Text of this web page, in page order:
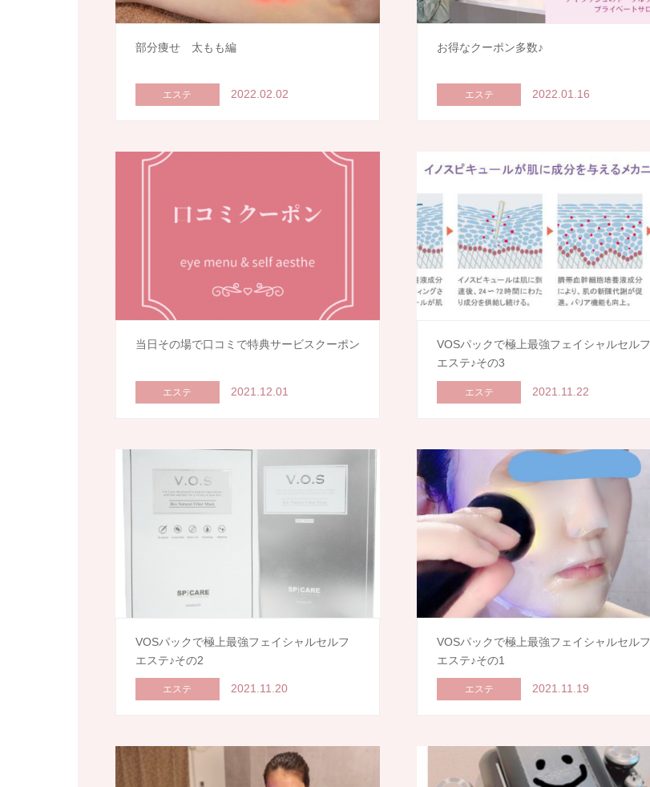
部分痩せ 太もも編
エステ 2022.02.02
お得なクーポン多数♪
エステ 2022.01.16
当日その場で口コミで特典サービスクーポン
エステ 2021.12.01
VOSパックで極上最強フェイシャルセルフ
エステ♪その3
エステ 2021.11.22
VOSパックで極上最強フェイシャルセルフ
エステ♪その2
エステ 2021.11.20
VOSパックで極上最強フェイシャルセルフ
エステ♪その1
エステ 2021.11.19